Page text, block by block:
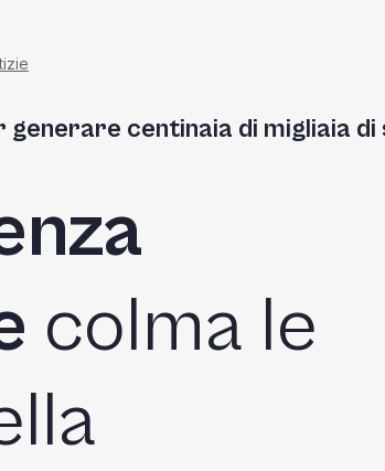
centinaia di migliaia di
colma le